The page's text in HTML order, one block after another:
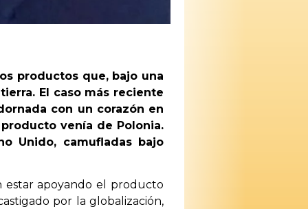
productos que, bajo una
El caso más reciente
con un corazón en
venía de Polonia.
Unido, camufladas bajo
estar apoyando el producto
por la globalización,